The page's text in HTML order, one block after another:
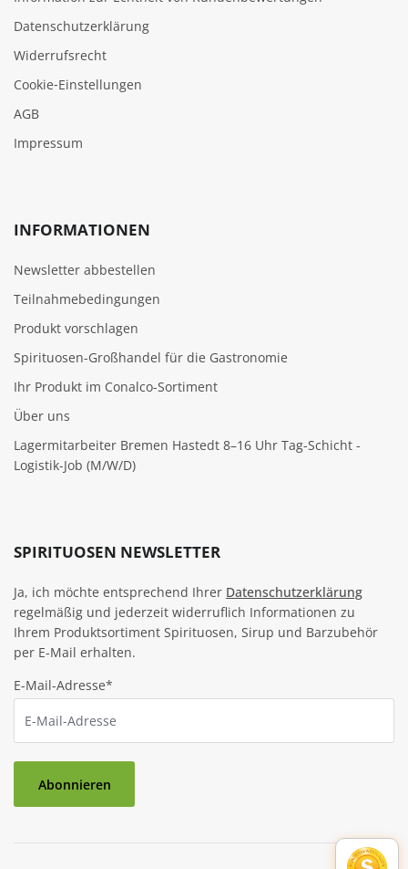
Datenschutzerklärung
Widerrufsrecht
Cookie‑Einstellungen
AGB
Impressum
INFORMATIONEN
Newsletter abbestellen
Teilnahmebedingungen
Produkt vorschlagen
Spirituosen-Großhandel für die Gastronomie
Ihr Produkt im Conalco-Sortiment
Über uns
Lagermitarbeiter Bremen Hastedt 8–16 Uhr Tag-Schicht -
Logistik-Job (M/W/D)
SPIRITUOSEN NEWSLETTER
Ja, ich möchte entsprechend Ihrer Datenschutzerklärung
regelmäßig und jederzeit widerruflich Informationen zu
Ihrem Produktsortiment Spirituosen, Sirup und Barzubehör
per E-Mail erhalten.
E-Mail-Adresse*
Abonnieren